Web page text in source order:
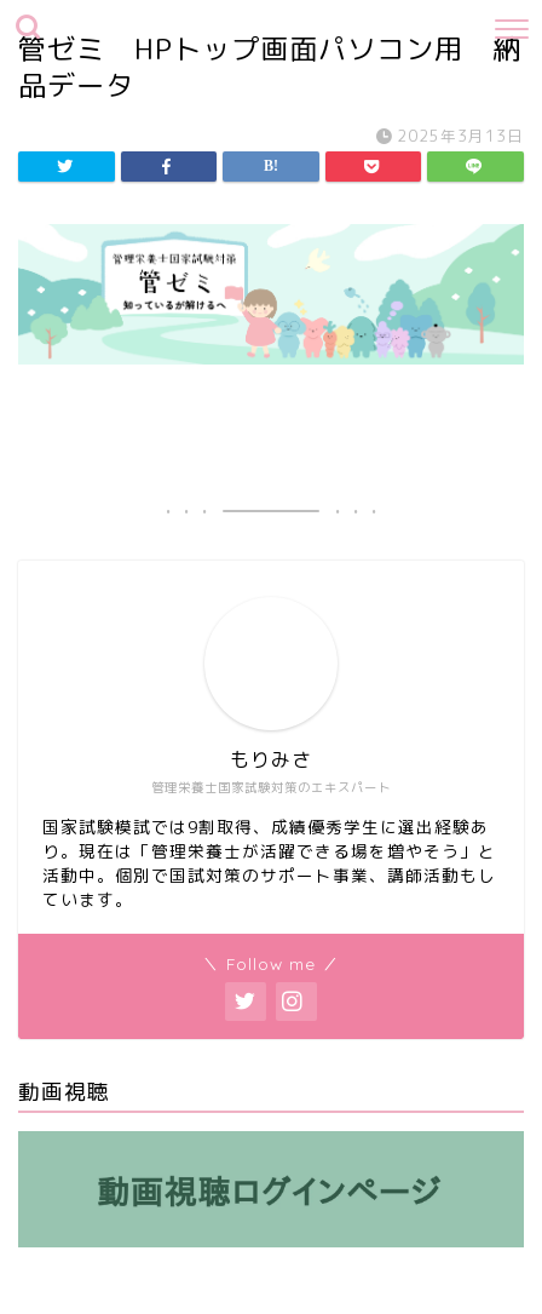
管ゼミ HPトップ画面パソコン用 納
品データ
2025年3月13日
管理栄養士国家試験対策のエキスパート
もりみさ
国家試験模試では9割取得、成績優秀学生に選出経験あ
り。現在は「管理栄養士が活躍できる場を増やそう」と
活動中。個別で国試対策のサポート事業、講師活動もし
ています。
＼ Follow me ／
動画視聴